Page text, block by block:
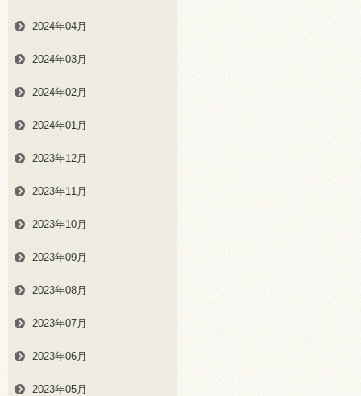
2024年04月
2024年03月
2024年02月
2024年01月
2023年12月
2023年11月
2023年10月
2023年09月
2023年08月
2023年07月
2023年06月
2023年05月